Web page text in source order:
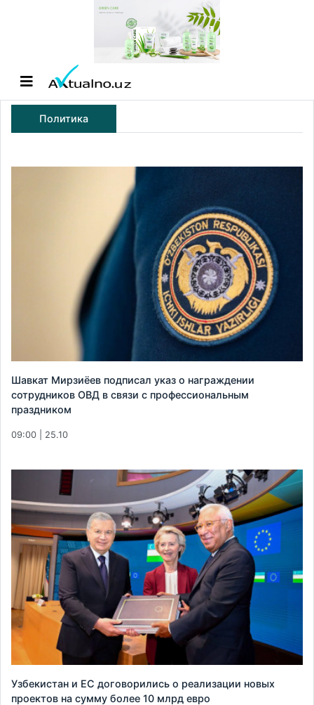
Политика
Шавкат Мирзиёев подписал указ о награждении
сотрудников ОВД в связи с профессиональным
праздником
09:00 | 25.10
Узбекистан и ЕС договорились о реализации новых
проектов на сумму более 10 млрд евро